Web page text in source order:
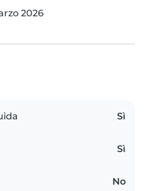
2026
Sì
Sì
No